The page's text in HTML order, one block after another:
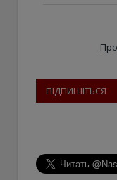
ПІДПИШІТЬСЯ